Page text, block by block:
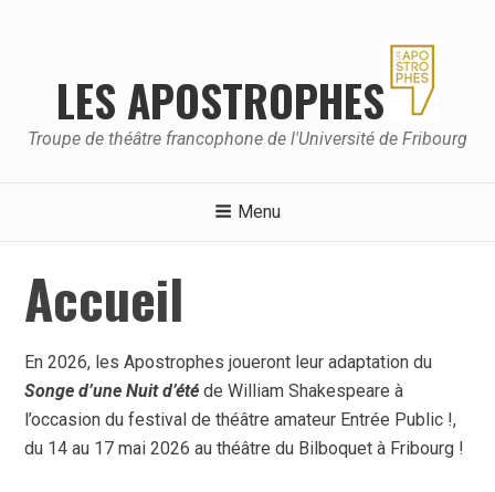
LES APOSTROPHES
Troupe de théâtre francophone de l'Université de Fribourg
Menu
Accueil
En 2026, les Apostrophes joueront leur adaptation du
Songe d’une Nuit d’été de William Shakespeare à
l’occasion du festival de théâtre amateur Entrée Public !,
du 14 au 17 mai 2026 au théâtre du Bilboquet à Fribourg !